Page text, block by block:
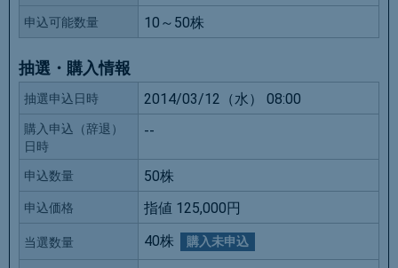
申込可能数量 10～50株
抽選・購入情報
抽選申込日時 2014/03/12（水） 08:00
購入申込（辞退）
日時
--
申込数量 50株
申込価格 指値 125,000円
当選数量 40株 購入未申込